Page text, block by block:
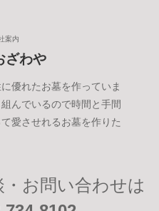
ざわや
優れたお墓を作っていま
んでいるので時間と手間
愛させれるお墓を作りた